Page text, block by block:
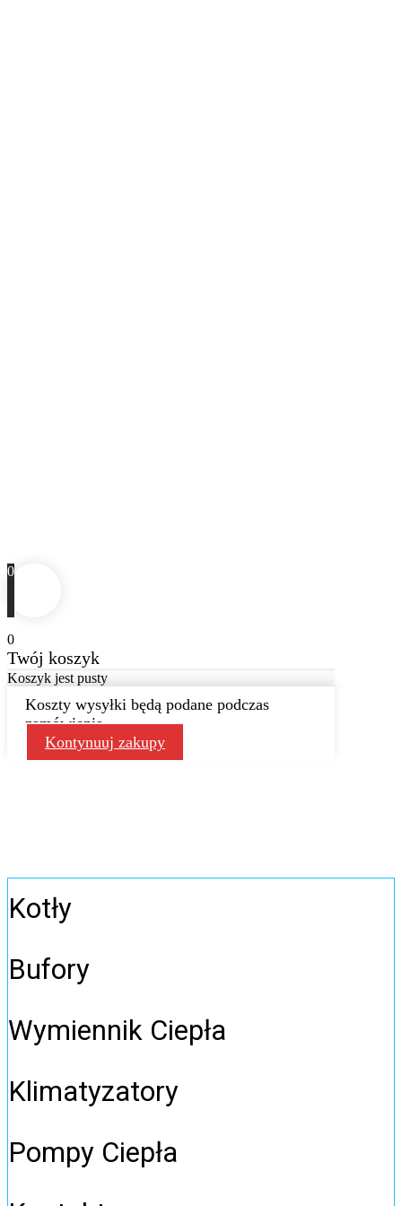
0
0
Twój koszyk
Koszyk jest pusty
Koszty wysyłki będą podane podczas
zamówienia
Kontynuuj zakupy
Kotły
Bufory
Wymiennik Ciepła
Klimatyzatory
Pompy Ciepła